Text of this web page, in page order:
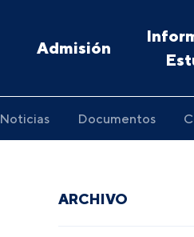
Admisión
Noticias Documentos
ARCHIVO